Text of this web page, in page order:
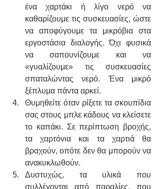
ένα χαρτάκι ή λίγο νερό να
καθαρίζουμε τις συσκευασίες, ώστε
να αποφύγουμε τα μικρόβια στα
εργοστάσια διαλογής. Όχι φυσικά
να σαπουνίζουμε και να
«γυαλίζουμε» τις συσκευασίες
σπαταλώντας νερό. Ένα μικρό
ξέπλυμα πάντα αρκεί.
Θυμηθείτε όταν ρίξετε τα σκουπίδια
σας στους μπλε κάδους να κλείσετε
το καπάκι. Σε περίπτωση βροχής,
τα χαρτόνια και τα χαρτιά θα
βραχούν, οπότε δεν θα μπορούν να
ανακυκλωθούν.
Δυστυχώς, τα υλικά που
συλλέγονται από παραλίες, που